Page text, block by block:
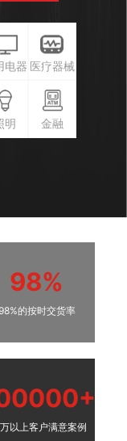
电器 医疗器械
明 金融
98%
98%的按时交货率
以上客户满意案例